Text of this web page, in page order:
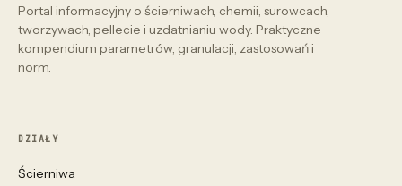
Portal informacyjny o ścierniwach, chemii, surowcach,
tworzywach, pellecie i uzdatnianiu wody. Praktyczne
kompendium parametrów, granulacji, zastosowań i
norm.
DZIAŁY
Ścierniwa